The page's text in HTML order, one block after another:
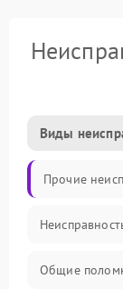
Виды
Прочие
Общие